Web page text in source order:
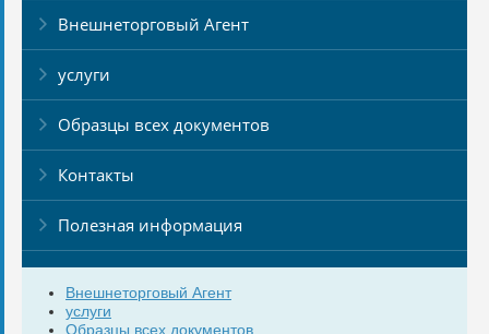
Внешнеторговый Агент
услуги
Образцы всех документов
Контакты
Полезная информация
Внешнеторговый Агент
услуги
Образцы всех документов